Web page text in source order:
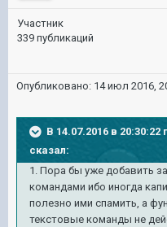
Участник
339 публикаций
Опубликовано: 14 июл 2016,
В 14.07.2016 в
сказал:
1. Пора бы уже добавить
командами ибо иногда
полезно ими спамить, а
текстовые команды не